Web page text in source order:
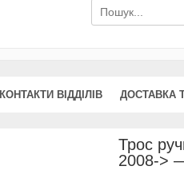
КОНТАКТИ ВІДДІЛІВ ДОСТАВКА
Трос
2008->